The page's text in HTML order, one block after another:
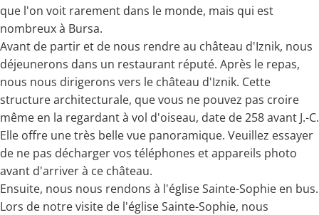
que l'on voit rarement dans le monde, mais qui est
nombreux à Bursa.
Avant de partir et de nous rendre au château d'Iznik, nous
déjeunerons dans un restaurant réputé. Après le repas,
nous nous dirigerons vers le château d'Iznik. Cette
structure architecturale, que vous ne pouvez pas croire
même en la regardant à vol d'oiseau, date de 258 avant J.-C.
Elle offre une très belle vue panoramique. Veuillez essayer
de ne pas décharger vos téléphones et appareils photo
avant d'arriver à ce château.
Ensuite, nous nous rendons à l'église Sainte-Sophie en bus.
Lors de notre visite de l'église Sainte-Sophie, nous